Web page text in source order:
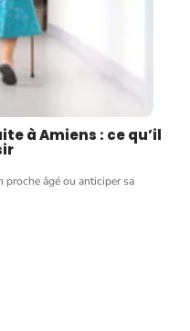
à Amiens : ce qu’il
proche âgé ou anticiper sa